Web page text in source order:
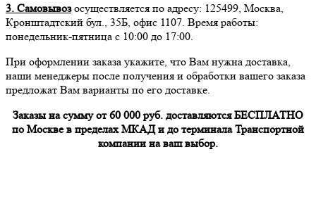
3. Самовывозосуществляется по адресу: 125499, Москва,
Кронштадтский бул., 35Б, офис 1107. Время работы:
понедельник-пятница с 10:00 до 17:00.
При оформлении заказа укажите, что Вам нужна доставка,
наши менеджеры после получения и обработки вашего заказа
предложат Вам варианты по его доставке.
Заказы на сумму от 60 000 руб. доставляются БЕСПЛАТНО
по Москве в пределах МКАД и до терминала Транспортной
компании на ваш выбор.